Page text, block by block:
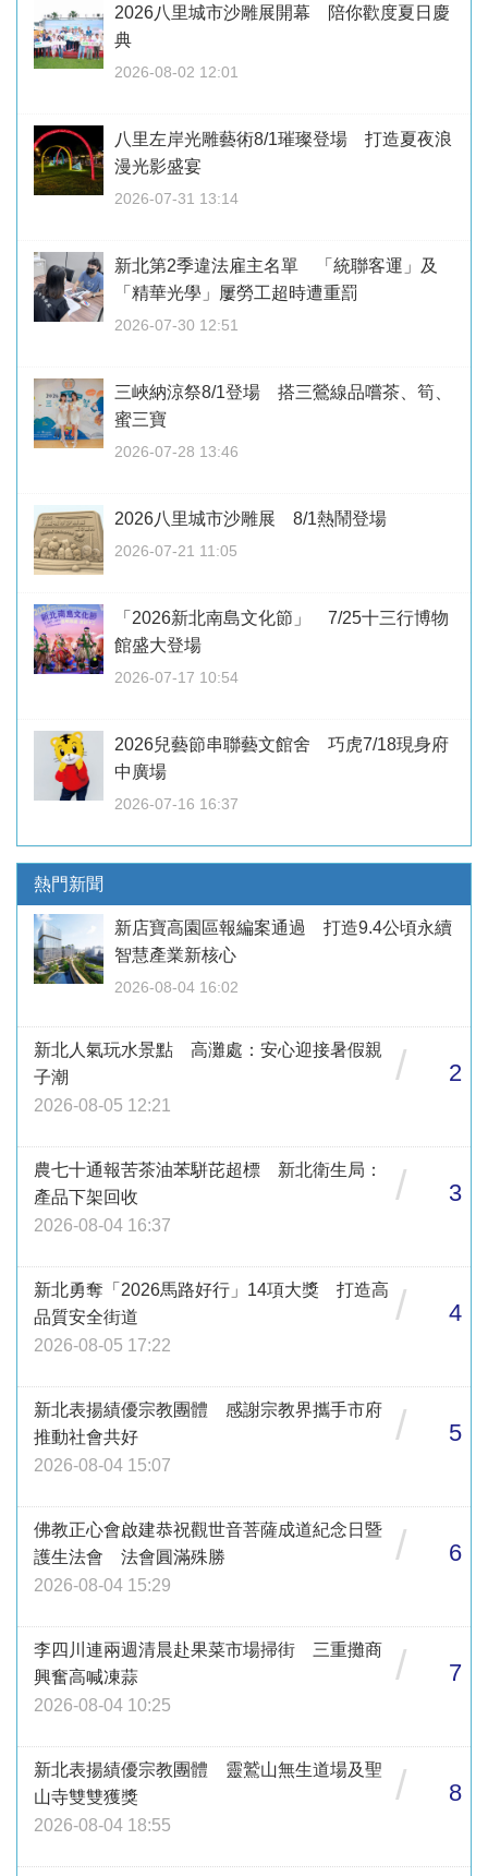
2026八里城市沙雕展開幕 陪你歡度夏日慶
典
2026-08-02 12:01
八里左岸光雕藝術8/1璀璨登場 打造夏夜浪
漫光影盛宴
2026-07-31 13:14
新北第2季違法雇主名單 「統聯客運」及
「精華光學」屢勞工超時遭重罰
2026-07-30 12:51
三峽納涼祭8/1登場 搭三鶯線品嚐茶、筍、
蜜三寶
2026-07-28 13:46
2026八里城市沙雕展 8/1熱鬧登場
2026-07-21 11:05
「2026新北南島文化節」 7/25十三行博物
館盛大登場
2026-07-17 10:54
2026兒藝節串聯藝文館舍 巧虎7/18現身府
中廣場
2026-07-16 16:37
熱門新聞
新店寶高園區報編案通過 打造9.4公頃永續
智慧產業新核心
2026-08-04 16:02
新北人氣玩水景點 高灘處：安心迎接暑假親
子潮
2026-08-05 12:21
/ 2
農七十通報苦茶油苯駢芘超標 新北衛生局：
產品下架回收
2026-08-04 16:37
/ 3
新北勇奪「2026馬路好行」14項大獎 打造高
品質安全街道
2026-08-05 17:22
/ 4
新北表揚績優宗教團體 感謝宗教界攜手市府
推動社會共好
2026-08-04 15:07
/ 5
佛教正心會啟建恭祝觀世音菩薩成道紀念日暨
護生法會 法會圓滿殊勝
2026-08-04 15:29
/ 6
李四川連兩週清晨赴果菜市場掃街 三重攤商
興奮高喊凍蒜
2026-08-04 10:25
/ 7
新北表揚績優宗教團體 靈鷲山無生道場及聖
山寺雙雙獲獎
2026-08-04 18:55
/ 8